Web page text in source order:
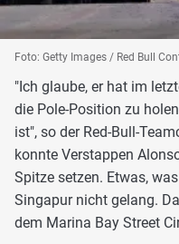
Foto: Getty Images / Red Bull
"Ich glaube, er hat im
die Pole-Position zu
ist", so der Red-Bull-
konnte Verstappen
Spitze setzen. Etwas,
Singapur nicht gelang.
dem Marina Bay Street